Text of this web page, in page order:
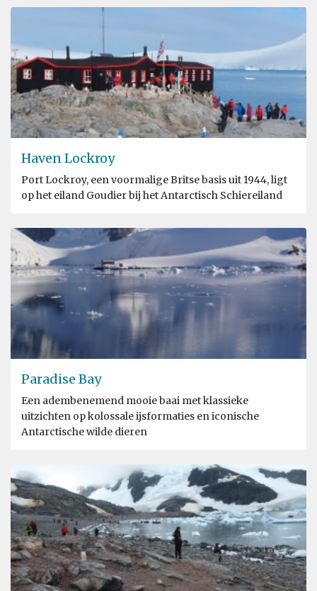
Haven Lockroy
Port Lockroy, een voormalige Britse basis uit 1944, ligt
op het eiland Goudier bij het Antarctisch Schiereiland
Paradise Bay
Een adembenemend mooie baai met klassieke
uitzichten op kolossale ijsformaties en iconische
Antarctische wilde dieren